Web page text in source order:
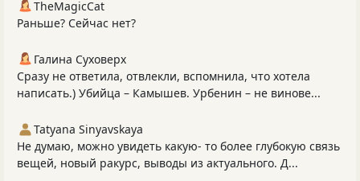
TheMagicCat
Раньше? Сейчас нет?
Галина Суховерх
Сразу не ответила, отвлекли, вспомнила, что хотела
написать.) Убийца – Камышев. Урбенин – не винове...
Tatyana Sinyavskaya
Не думаю, можно увидеть какую- то более глубокую связь
вещей, новый ракурс, выводы из актуального. Д...